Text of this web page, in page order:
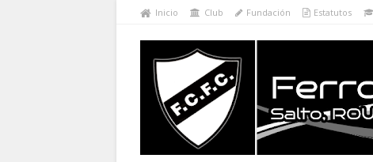
Inicio Club Fundación Estatutos